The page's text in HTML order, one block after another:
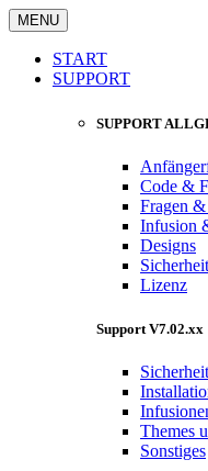
MENU
START
SUPPORT
SUPPORT
Code &
Fragen
Infusion
Designs
Sicherheit
Lizenz
Support V7.02.xx
Themes
Sonstiges